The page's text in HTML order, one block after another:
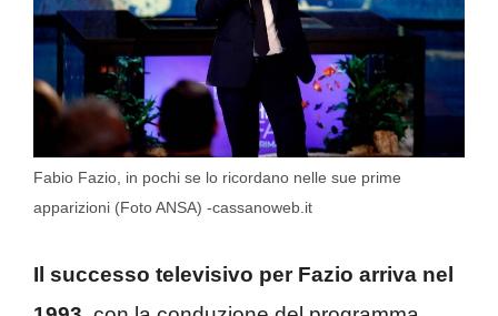
Fabio Fazio, in pochi se lo ricordano nelle sue prime
apparizioni (Foto ANSA) -cassanoweb.it
Il successo televisivo per Fazio arriva nel